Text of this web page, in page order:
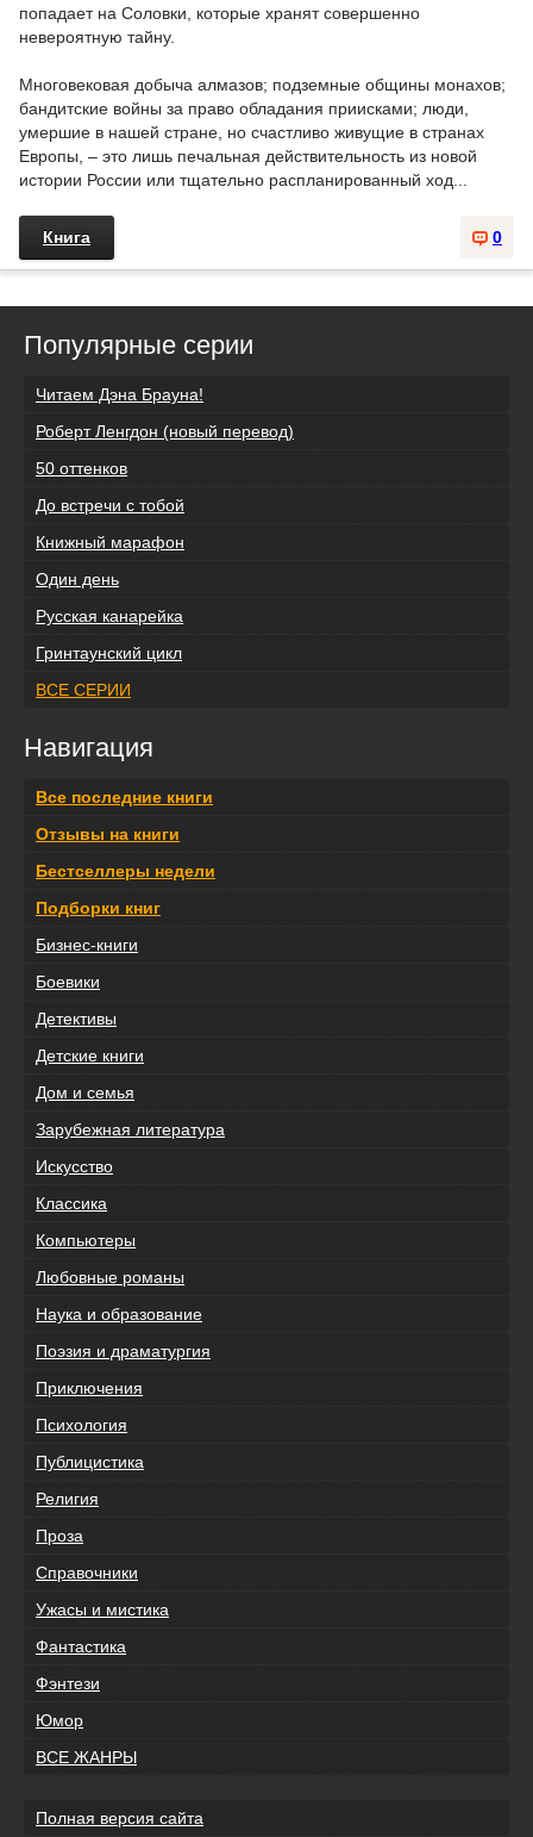
попадает на Соловки, которые хранят совершенно
невероятную тайну.
Многовековая добыча алмазов; подземные общины монахов;
бандитские войны за право обладания приисками; люди,
умершие в нашей стране, но счастливо живущие в странах
Европы, – это лишь печальная действительность из новой
истории России или тщательно распланированный ход...
0
Книга
Популярные серии
Читаем Дэна Брауна!
Роберт Ленгдон (новый перевод)
50 оттенков
До встречи с тобой
Книжный марафон
Один день
Русская канарейка
Гринтаунский цикл
ВСЕ СЕРИИ
Навигация
Все последние книги
Отзывы на книги
Бестселлеры недели
Подборки книг
Бизнес-книги
Боевики
Детективы
Детские книги
Дом и семья
Зарубежная литература
Искусство
Классика
Компьютеры
Любовные романы
Наука и образование
Поэзия и драматургия
Приключения
Психология
Публицистика
Религия
Проза
Справочники
Ужасы и мистика
Фантастика
Фэнтези
Юмор
ВСЕ ЖАНРЫ
Полная версия сайта